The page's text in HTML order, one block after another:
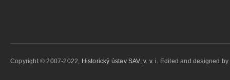
Copyright © 2007-2022, Historický ústav SAV, v. v. i. Edited and designed by